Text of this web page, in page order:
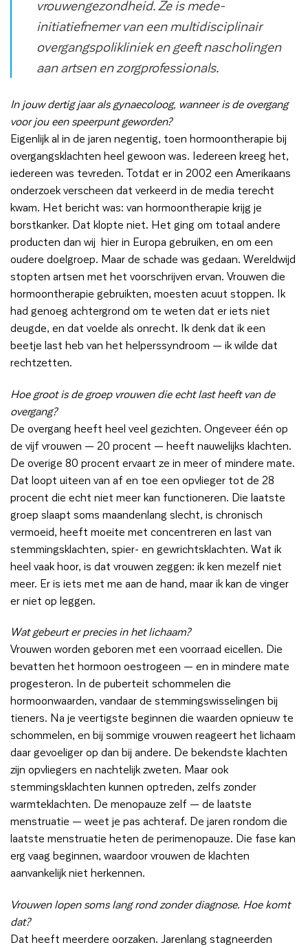
vrouwengezondheid. Ze is mede-
initiatiefnemer van een multidisciplinair
overgangspolikliniek en geeft nascholingen
aan artsen en zorgprofessionals.
In jouw dertig jaar als gynaecoloog, wanneer is de overgang
voor jou een speerpunt geworden?
Eigenlijk al in de jaren negentig, toen hormoontherapie bij
overgangsklachten heel gewoon was. Iedereen kreeg het,
iedereen was tevreden. Totdat er in 2002 een Amerikaans
onderzoek verscheen dat verkeerd in de media terecht
kwam. Het bericht was: van hormoontherapie krijg je
borstkanker. Dat klopte niet. Het ging om totaal andere
producten dan wij hier in Europa gebruiken, en om een
oudere doelgroep. Maar de schade was gedaan. Wereldwijd
stopten artsen met het voorschrijven ervan. Vrouwen die
hormoontherapie gebruikten, moesten acuut stoppen. Ik
had genoeg achtergrond om te weten dat er iets niet
deugde, en dat voelde als onrecht. Ik denk dat ik een
beetje last heb van het helperssyndroom — ik wilde dat
rechtzetten.
Hoe groot is de groep vrouwen die echt last heeft van de
overgang?
De overgang heeft heel veel gezichten. Ongeveer één op
de vijf vrouwen — 20 procent — heeft nauwelijks klachten.
De overige 80 procent ervaart ze in meer of mindere mate.
Dat loopt uiteen van af en toe een opvlieger tot de 28
procent die echt niet meer kan functioneren. Die laatste
groep slaapt soms maandenlang slecht, is chronisch
vermoeid, heeft moeite met concentreren en last van
stemmingsklachten, spier- en gewrichtsklachten. Wat ik
heel vaak hoor, is dat vrouwen zeggen: ik ken mezelf niet
meer. Er is iets met me aan de hand, maar ik kan de vinger
er niet op leggen.
Wat gebeurt er precies in het lichaam?
Vrouwen worden geboren met een voorraad eicellen. Die
bevatten het hormoon oestrogeen — en in mindere mate
progesteron. In de puberteit schommelen die
hormoonwaarden, vandaar de stemmingswisselingen bij
tieners. Na je veertigste beginnen die waarden opnieuw te
schommelen, en bij sommige vrouwen reageert het lichaam
daar gevoeliger op dan bij andere. De bekendste klachten
zijn opvliegers en nachtelijk zweten. Maar ook
stemmingsklachten kunnen optreden, zelfs zonder
warmteklachten. De menopauze zelf — de laatste
menstruatie — weet je pas achteraf. De jaren rondom die
laatste menstruatie heten de perimenopauze. Die fase kan
erg vaag beginnen, waardoor vrouwen de klachten
aanvankelijk niet herkennen.
Vrouwen lopen soms lang rond zonder diagnose. Hoe komt
dat?
Dat heeft meerdere oorzaken. Jarenlang stagneerden